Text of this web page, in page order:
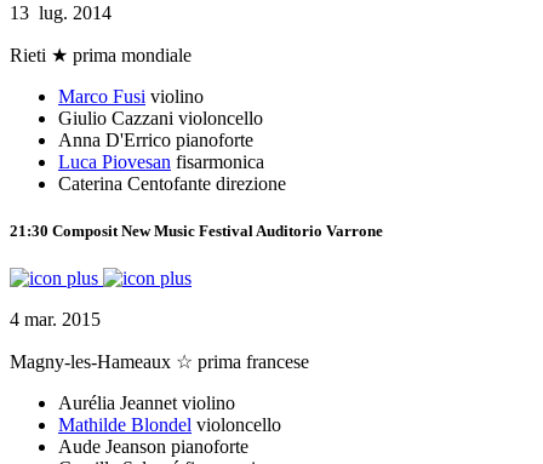
13 lug. 2014
Rieti ★ prima mondiale
Marco Fusi violino
Giulio Cazzani violoncello
Anna D'Errico pianoforte
Luca Piovesan fisarmonica
Caterina Centofante direzione
21:30 Composit New Music Festival Auditorio Varrone
4 mar. 2015
Magny-les-Hameaux ☆ prima francese
Aurélia Jeannet violino
Mathilde Blondel violoncello
Aude Jeanson pianoforte